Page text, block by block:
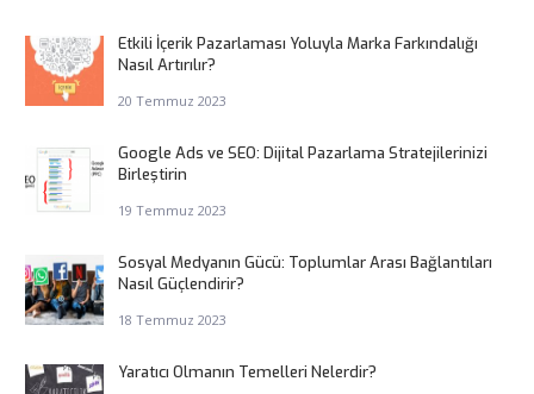
Etkili İçerik Pazarlaması Yoluyla Marka Farkındalığı
Nasıl Artırılır?
20 Temmuz 2023
Google Ads ve SEO: Dijital Pazarlama Stratejilerinizi
Birleştirin
19 Temmuz 2023
Sosyal Medyanın Gücü: Toplumlar Arası Bağlantıları
Nasıl Güçlendirir?
18 Temmuz 2023
Yaratıcı Olmanın Temelleri Nelerdir?